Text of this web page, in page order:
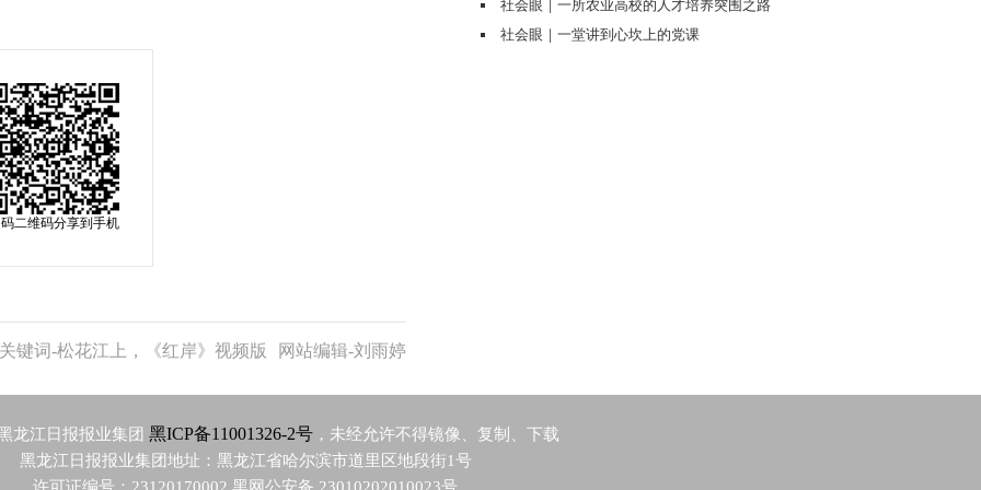
二维码分享到手机
关键词-松花江上，《红岸》视频版 网站编辑-刘雨婷
社会眼｜一所农业高校的人才培养突围之路
社会眼｜一堂讲到心坎上的党课
龙江日报报业集团 黑ICP备11001326-2号 ，未经允许不得镜像、复制、下载
黑龙江日报报业集团地址：黑龙江省哈尔滨市道里区地段街1号
许可证编号：23120170002 黑网公安备 23010202010023号